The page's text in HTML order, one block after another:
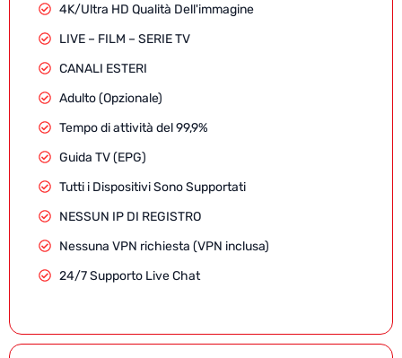
4K/Ultra HD Qualità Dell'immagine
LIVE – FILM – SERIE TV
CANALI ESTERI
Adulto (Opzionale)
Tempo di attività del 99,9%
Guida TV (EPG)
Tutti i Dispositivi Sono Supportati
NESSUN IP DI REGISTRO
Nessuna VPN richiesta (VPN inclusa)
24/7 Supporto Live Chat